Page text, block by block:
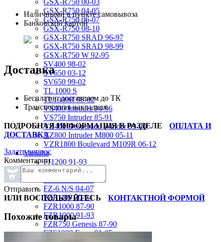
GSX-R750 00-03
GSX-R750 04-05
GSX-R750 06-07
GSX-R750 08-10
GSX-R750 SRAD 96-97
GSX-R750 SRAD 98-99
GSX-R750 W 92-95
SV400 98-02
SV650 03-12
SV650 99-02
TL 1000 S
TL1000R 98-02
VS400 Intruder 94-96
VS750 Intruder 85-91
VZ400 Desperado Winder 99-00
VZ800 Intruder M800 05-11
VZR1800 Boulevard M109R 06-12
Yamaha
FJ1200 91-93
FJR1300 06-12
FZ-6 N/S 04-07
FZR 400 90-94
FZR1000 87-90
FZR1000 91-93
FZR750 Genesis 87-90
FZS1000 Fazer 01-05
Наличными в пункте самовывоза
Банковской картой
Доставка
Бесплатно доставляем до ТК
Транспортная накладная
ПОДРОБНАЯ ИНФОРМАЦИЯ В РАЗДЕЛЕ
ОПЛАТА И
ДОСТАВКА
Задать вопрос
Комментарии
Отправить
ИЛИ ВОСПОЛЬЗУЙТЕСЬ
КОНТАКТНОЙ ФОРМОЙ
Похожие товары